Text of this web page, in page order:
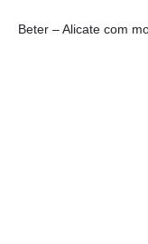
Beter – Alicate com